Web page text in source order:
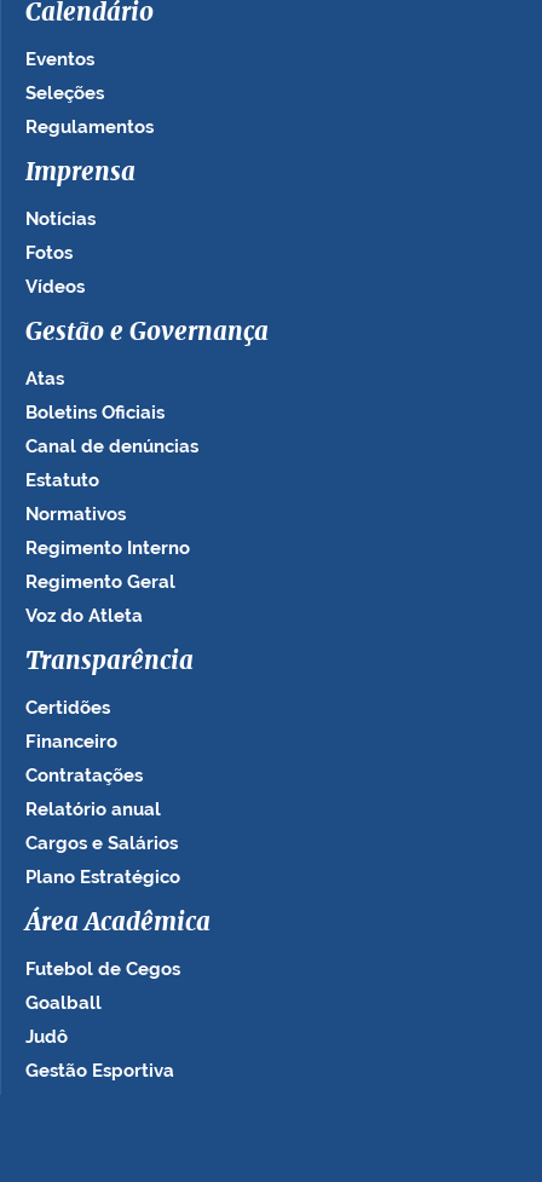
Calendário
Eventos
Seleções
Regulamentos
Imprensa
Notícias
Fotos
Vídeos
Gestão e Governança
Atas
Boletins Oficiais
Canal de denúncias
Estatuto
Normativos
Regimento Interno
Regimento Geral
Voz do Atleta
Transparência
Certidões
Financeiro
Contratações
Relatório anual
Cargos e Salários
Plano Estratégico
Área Acadêmica
Futebol de Cegos
Goalball
Judô
Gestão Esportiva